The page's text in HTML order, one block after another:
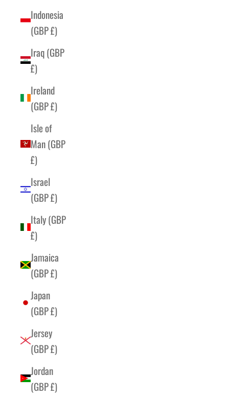
Indonesia
(GBP £)
Iraq (GBP
£)
Ireland
(GBP £)
Isle of
Man (GBP
£)
Israel
(GBP £)
Italy (GBP
£)
Jamaica
(GBP £)
Japan
(GBP £)
Jersey
(GBP £)
Jordan
(GBP £)